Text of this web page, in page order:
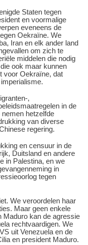
Staten tegen
en voormalige
eveneens de
Oekraïne. We
Iran en elk ander land
om zich te
middelen die nodig
ook maar kunnen
voor Oekraïne, dat
,
in de
hetzelfde
van diverse
regering.
en censuur in de
Duitsland en andere
in Palestina, en we
in
tegen
We veroordelen haar
Maar geen enkele
Maduro kan de agressie
rechtvaardigen. We
uit Venezuela en de
en president Maduro.